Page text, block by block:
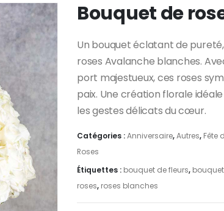
Bouquet de
Un bouquet éclatant de
roses Avalanche blanches.
port majestueux, ces roses
paix. Une création florale
les gestes délicats du cœur.
Catégories :Anniversaire,Autres, Fête
Roses
Étiquettes : bouquet de fleurs,
roses, roses blanches